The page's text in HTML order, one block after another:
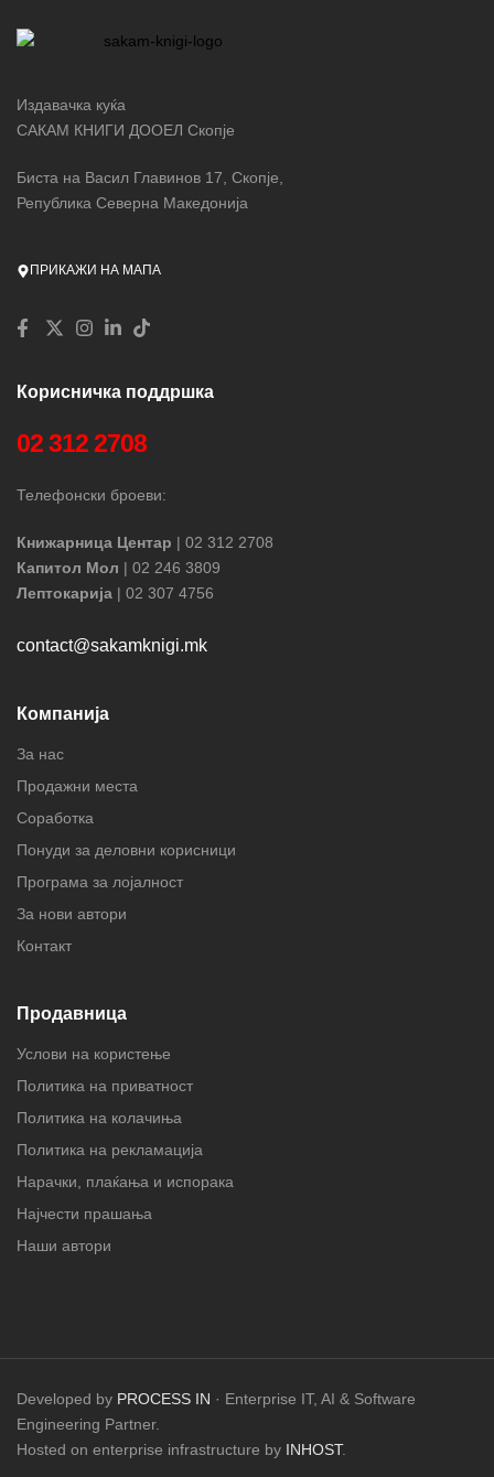
Издавачка куќа
САКАМ КНИГИ ДООЕЛ Скопје
Биста на Васил Главинов 17, Скопје,
Република Северна Македонија
ПРИКАЖИ НА МАПА
Корисничка поддршка
02 312 2708
Телефонски броеви:
Книжарница Центар | 02 312 2708
Капитол Мол | 02 246 3809
Лептокарија | 02 307 4756
contact@sakamknigi.mk
Компанија
За нас
Продажни места
Соработка
Понуди за деловни корисници
Програма за лојалност
За нови автори
Контакт
Продавница
Услови на користење
Политика на приватност
Политика на колачиња
Политика на рекламација
Нарачки, плаќања и испорака
Најчести прашања
Наши автори
Developed by PROCESS IN · Enterprise IT, AI & Software
Engineering Partner.
Hosted on enterprise infrastructure by INHOST.